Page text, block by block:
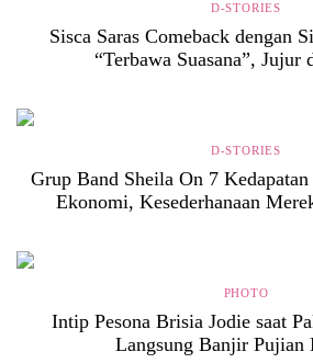
D-STORIES
Sisca Saras Comeback dengan
“Terbawa Suasana”, Jujur
D-STORIES
Grup Band Sheila On 7
Ekonomi, Kesederhanaan
PHOTO
Intip Pesona Brisia Jodie saat
Langsung Banjir Pujian